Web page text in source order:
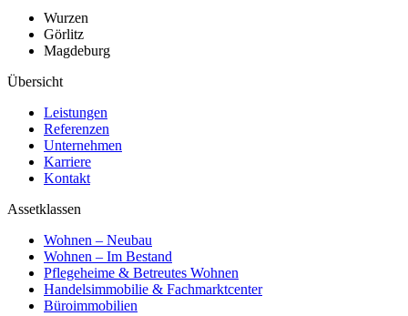
Wurzen
Görlitz
Magdeburg
Übersicht
Leistungen
Referenzen
Unternehmen
Karriere
Kontakt
Assetklassen
Wohnen – Neubau
Wohnen – Im Bestand
Pflegeheime & Betreutes Wohnen
Handelsimmobilie & Fachmarktcenter
Büroimmobilien